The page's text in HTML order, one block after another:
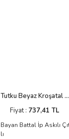
Tutku Beyaz Kroşatal ...
Fiyat : 737,41 TL